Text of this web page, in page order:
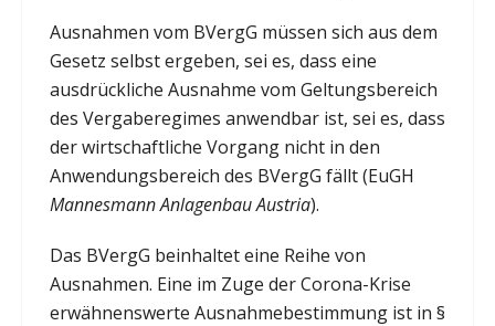
Ausnahmen vom BVergG müssen sich aus dem
Gesetz selbst ergeben, sei es, dass eine
ausdrückliche Ausnahme vom Geltungsbereich
des Vergaberegimes anwendbar ist, sei es, dass
der wirtschaftliche Vorgang nicht in den
Anwendungsbereich des BVergG fällt (EuGH
Mannesmann Anlagenbau Austria).
Das BVergG beinhaltet eine Reihe von
Ausnahmen. Eine im Zuge der Corona-Krise
erwähnenswerte Ausnahmebestimmung ist in §